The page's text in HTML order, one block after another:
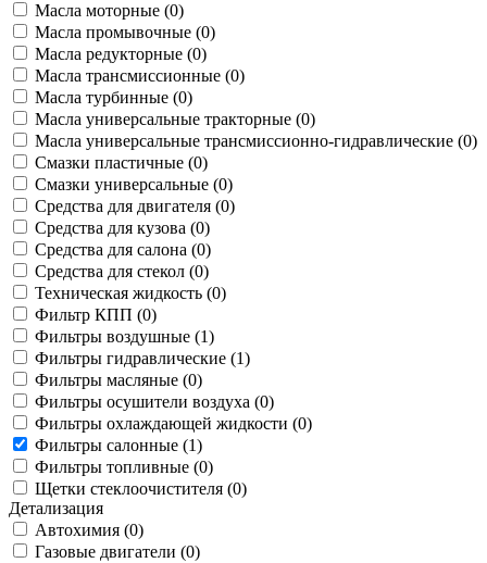
Масла моторные (0)
Масла промывочные (0)
Масла редукторные (0)
Масла трансмиссионные (0)
Масла турбинные (0)
Масла универсальные тракторные (0)
Масла универсальные трансмиссионно-гидравлические (0)
Смазки пластичные (0)
Смазки универсальные (0)
Средства для двигателя (0)
Средства для кузова (0)
Средства для салона (0)
Средства для стекол (0)
Техническая жидкость (0)
Фильтр КПП (0)
Фильтры воздушные (1)
Фильтры гидравлические (1)
Фильтры масляные (0)
Фильтры осушители воздуха (0)
Фильтры охлаждающей жидкости (0)
Фильтры салонные (1)
Фильтры топливные (0)
Щетки стеклоочистителя (0)
Детализация
Автохимия (0)
Газовые двигатели (0)